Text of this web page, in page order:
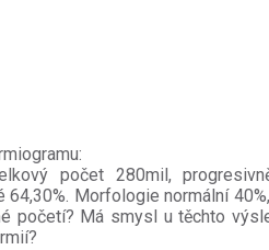
počet 280mil,
Morfologie normální
početí? Má smysl u těchto